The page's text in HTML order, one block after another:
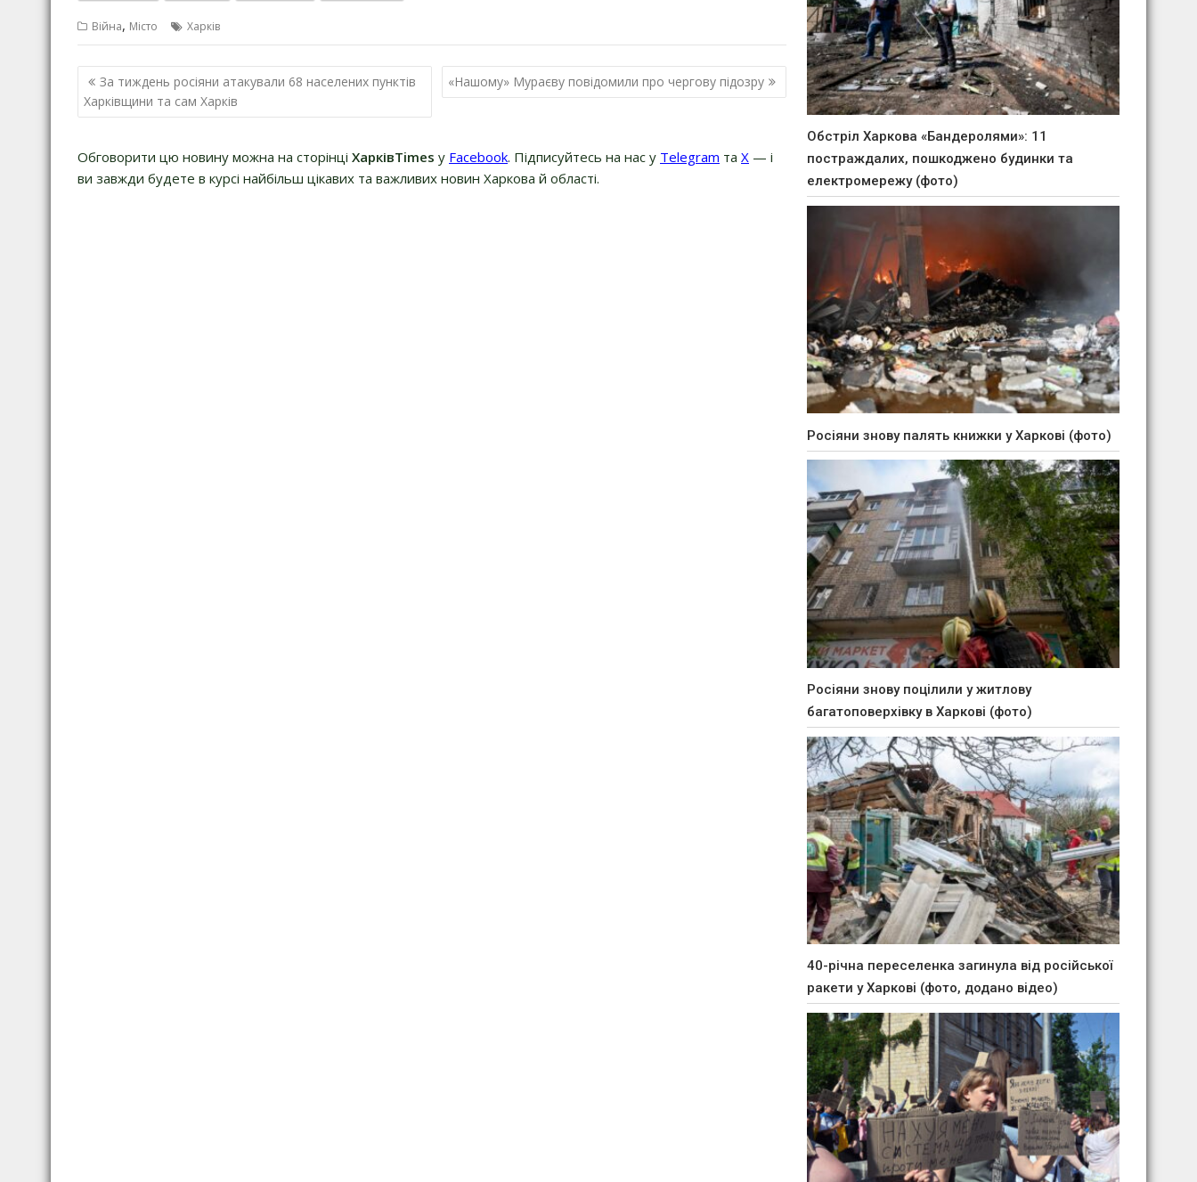
Війна, Місто Харків
Навігація
записів
За тиждень росіяни атакували 68 населених пунктів
Харківщини та сам Харків
«Нашому» Мураєву повідомили про чергову підозру
Обговорити цю новину можна на сторінці ХарківTimes у Facebook. Підписуйтесь на нас у Telegram та Х — і
ви завжди будете в курсі найбільш цікавих та важливих новин Харкова й області.
Обстріл Харкова «Бандеролями»: 11
постраждалих, пошкоджено будинки та
електромережу (фото)
Росіяни знову палять книжки у Харкові (фото)
Росіяни знову поцілили у житлову
багатоповерхівку в Харкові (фото)
40-річна переселенка загинула від російської
ракети у Харкові (фото, додано відео)